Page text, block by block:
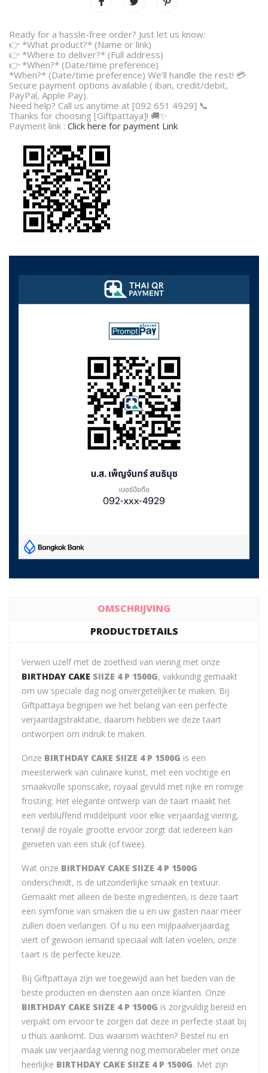
Ready for a hassle-free order? Just let us know:
👉 *What product?* (Name or link)
👉 *Where to deliver?* (Full address)
👉 *When?* (Date/time preference)
*When?* (Date/time preference) We’ll handle the rest! 💳
Secure payment options available ( iban, credit/debit,
PayPal, Apple Pay).
Need help? Call us anytime at [092 651 4929] 📞
Thanks for choosing [Giftpattaya]! 🚚✨
Payment link : Click here for payment Link
OMSCHRIJVING
PRODUCTDETAILS
Verwen uzelf met de zoetheid van viering met onze
BIRTHDAY CAKE SIIZE 4 P 1500G, vakkundig gemaakt
om uw speciale dag nog onvergetelijker te maken. Bij
Giftpattaya begrijpen we het belang van een perfecte
verjaardagstraktatie, daarom hebben we deze taart
ontworpen om indruk te maken.
Onze BIRTHDAY CAKE SIIZE 4 P 1500G is een
meesterwerk van culinaire kunst, met een vochtige en
smaakvolle sponscake, royaal gevuld met rijke en romige
frosting. Het elegante ontwerp van de taart maakt het
een verbluffend middelpunt voor elke verjaardag viering,
terwijl de royale grootte ervoor zorgt dat iedereen kan
genieten van een stuk (of twee).
Wat onze BIRTHDAY CAKE SIIZE 4 P 1500G
onderscheidt, is de uitzonderlijke smaak en textuur.
Gemaakt met alleen de beste ingrediënten, is deze taart
een symfonie van smaken die u en uw gasten naar meer
zullen doen verlangen. Of u nu een mijlpaalverjaardag
viert of gewoon iemand speciaal wilt laten voelen, onze
taart is de perfecte keuze.
Bij Giftpattaya zijn we toegewijd aan het bieden van de
beste producten en diensten aan onze klanten. Onze
BIRTHDAY CAKE SIIZE 4 P 1500G is zorgvuldig bereid en
verpakt om ervoor te zorgen dat deze in perfecte staat bij
u thuis aankomt. Dus waarom wachten? Bestel nu en
maak uw verjaardag viering nog memorabeler met onze
heerlijke BIRTHDAY CAKE SIIZE 4 P 1500G. Met zijn